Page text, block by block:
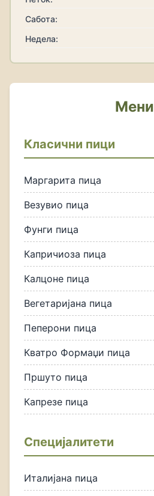
Сабота:
Недела:
Мени
Класични пици
Маргарита пица
Везувио пица
Фунги пица
Капричиоза пица
Калцоне пица
Вегетаријана пица
Пеперони пица
Кватро Формаџи пица
Пршуто пица
Капрезе пица
Специјалитети
Италијана пица